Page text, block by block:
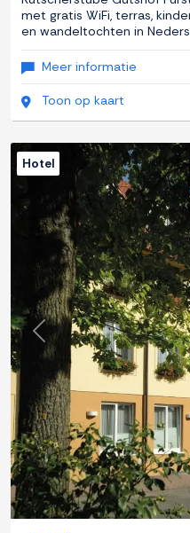
met gratis WiFi, terras,
en wandeltochten in
Meer informatie
Toon op kaart
Previous
Hotel